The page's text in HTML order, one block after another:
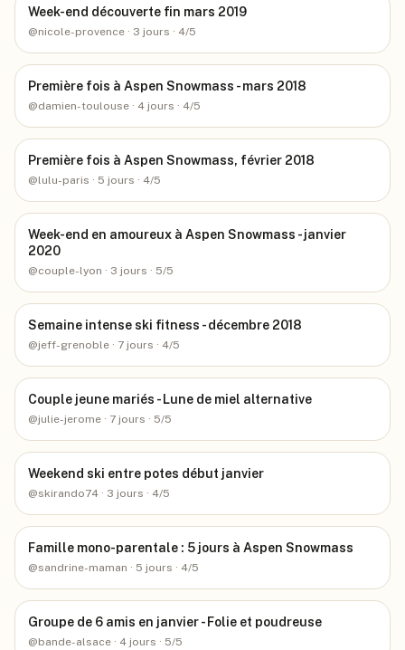
Week-end découverte fin mars 2019
@nicole-provence · 3 jours · 4/5
Première fois à Aspen Snowmass - mars 2018
@damien-toulouse · 4 jours · 4/5
Première fois à Aspen Snowmass, février 2018
@lulu-paris · 5 jours · 4/5
Week-end en amoureux à Aspen Snowmass - janvier
2020
@couple-lyon · 3 jours · 5/5
Semaine intense ski fitness - décembre 2018
@jeff-grenoble · 7 jours · 4/5
Couple jeune mariés - Lune de miel alternative
@julie-jerome · 7 jours · 5/5
Weekend ski entre potes début janvier
@skirando74 · 3 jours · 4/5
Famille mono-parentale : 5 jours à Aspen Snowmass
@sandrine-maman · 5 jours · 4/5
Groupe de 6 amis en janvier - Folie et poudreuse
@bande-alsace · 4 jours · 5/5